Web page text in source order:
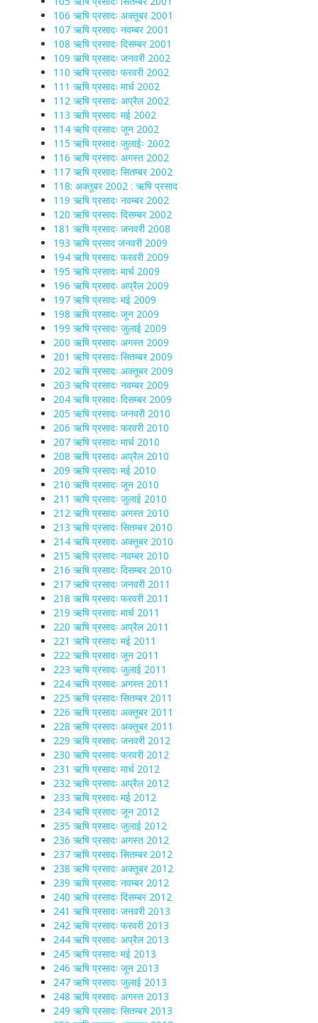
106 ऋषि प्रसादः अक्तूबर 2001
107 ऋषि प्रसादः नवम्बर 2001
108 ऋषि प्रसादः दिसम्बर 2001
109 ऋषि प्रसादः जनवरी 2002
110 ऋषि प्रसादः फरवरी 2002
111 ऋषि प्रसादः मार्च 2002
112 ऋषि प्रसादः अप्रैल 2002
113 ऋषि प्रसादः मई 2002
114 ऋषि प्रसादः जून 2002
115 ऋषि प्रसादः जुलाईः 2002
116 ऋषि प्रसादः अगस्त 2002
117 ऋषि प्रसादः सितम्बर 2002
118: अक्तूबर 2002 : ऋषि प्रसाद
119 ऋषि प्रसादः नवम्बर 2002
120 ऋषि प्रसादः दिसम्बर 2002
181 ऋषि प्रसादः जनवरी 2008
193 ऋषि प्रसाद जनवरी 2009
194 ऋषि प्रसादः फरवरी 2009
195 ऋषि प्रसादः मार्च 2009
196 ऋषि प्रसादः अप्रैल 2009
197 ऋषि प्रसादः मई 2009
198 ऋषि प्रसादः जून 2009
199 ऋषि प्रसादः जुलाई 2009
200 ऋषि प्रसादः अगस्त 2009
201 ऋषि प्रसादः सितम्बर 2009
202 ऋषि प्रसादः अक्तूबर 2009
203 ऋषि प्रसादः नवम्बर 2009
204 ऋषि प्रसादः दिसम्बर 2009
205 ऋषि प्रसादः जनवरी 2010
206 ऋषि प्रसादः फरवरी 2010
207 ऋषि प्रसादः मार्च 2010
208 ऋषि प्रसादः अप्रैल 2010
209 ऋषि प्रसादः मई 2010
210 ऋषि प्रसादः जून 2010
211 ऋषि प्रसादः जुलाई 2010
212 ऋषि प्रसादः अगस्त 2010
213 ऋषि प्रसादः सितम्बर 2010
214 ऋषि प्रसादः अक्तूबर 2010
215 ऋषि प्रसादः नवम्बर 2010
216 ऋषि प्रसादः दिसम्बर 2010
217 ऋषि प्रसादः जनवरी 2011
218 ऋषि प्रसादः फरवरी 2011
219 ऋषि प्रसादः मार्च 2011
220 ऋषि प्रसादः अप्रैल 2011
221 ऋषि प्रसादः मई 2011
222 ऋषि प्रसादः जून 2011
223 ऋषि प्रसादः जुलाई 2011
224 ऋषि प्रसादः अगस्त 2011
225 ऋषि प्रसादः सितम्बर 2011
226 ऋषि प्रसादः अक्तूबर 2011
228 ऋषि प्रसादः अक्तूबर 2011
229 ऋषि प्रसादः जनवरी 2012
230 ऋषि प्रसादः फरवरी 2012
231 ऋषि प्रसादः मार्च 2012
232 ऋषि प्रसादः अप्रैल 2012
233 ऋषि प्रसादः मई 2012
234 ऋषि प्रसादः जून 2012
235 ऋषि प्रसादः जुलाई 2012
236 ऋषि प्रसादः अगस्त 2012
237 ऋषि प्रसादः सितम्बर 2012
238 ऋषि प्रसादः अक्तूबर 2012
239 ऋषि प्रसादः नवम्बर 2012
240 ऋषि प्रसादः दिसम्बर 2012
241 ऋषि प्रसादः जनवरी 2013
242 ऋषि प्रसादः फरवरी 2013
244 ऋषि प्रसादः अप्रैल 2013
245 ऋषि प्रसादः मई 2013
246 ऋषि प्रसादः जून 2013
247 ऋषि प्रसादः जुलाई 2013
248 ऋषि प्रसादः अगस्त 2013
249 ऋषि प्रसादः सितम्बर 2013